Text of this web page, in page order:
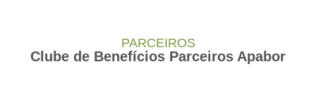
PARCEIROS
Clube de Benefícios Parceiros Apabor